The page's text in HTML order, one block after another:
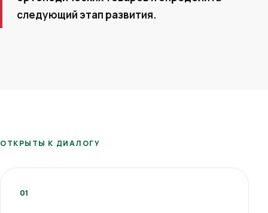
следующий этап развития.
ОТКРЫТЫ К ДИАЛОГУ
01